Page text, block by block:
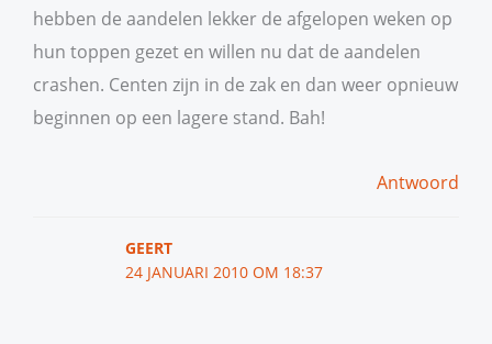
hebben de aandelen lekker de afgelopen weken op
hun toppen gezet en willen nu dat de aandelen
crashen. Centen zijn in de zak en dan weer opnieuw
beginnen op een lagere stand. Bah!
Antwoord
GEERT
24 JANUARI 2010 OM 18:37